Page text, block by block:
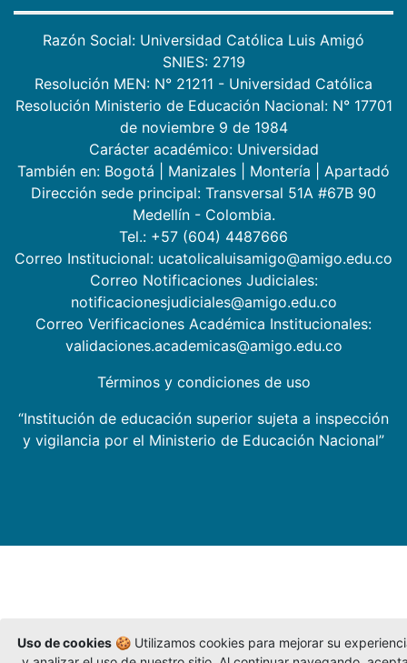
Razón Social: Universidad Católica Luis Amigó
SNIES: 2719
Resolución MEN: N° 21211 - Universidad Católica
Resolución Ministerio de Educación Nacional: N° 17701
de noviembre 9 de 1984
Carácter académico: Universidad
También en: Bogotá Manizales Montería
Apartadó
Dirección sede principal: Transversal 51A #67B 90
Medellín - Colombia.
Tel.: +57 (604) 4487666
Correo Institucional: ucatolicaluisamigo@amigo.edu.co
Correo Notificaciones Judiciales:
notificacionesjudiciales@amigo.edu.co
Correo Verificaciones Académica Institucionales:
validaciones.academicas@amigo.edu.co
Términos y condiciones de uso
“Institución de educación superior sujeta a inspección
y vigilancia por el Ministerio de Educación Nacional”
Uso de cookies 🍪 Utilizamos cookies para mejorar su